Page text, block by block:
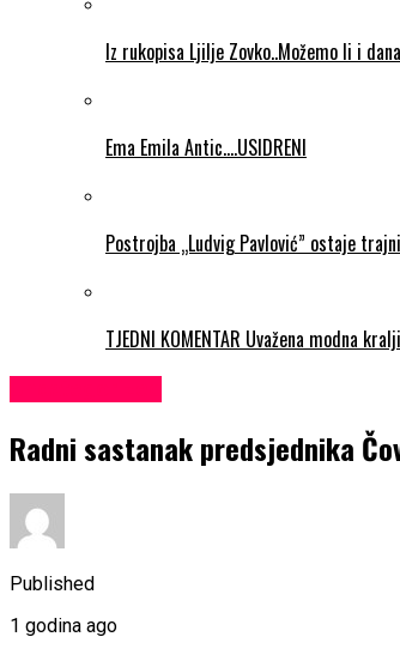
Iz rukopisa Ljilje Zovko..Možemo li i
Ema Emila Antic….USIDRENI
Postrojba „Ludvig Pavlović” ostaje
TJEDNI KOMENTAR Uvažena modna
Radni sastanak predsjednika
Published
1 godina ago